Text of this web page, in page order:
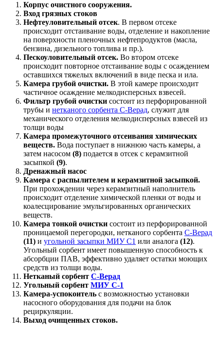
Корпус очистного сооружения.
Вход грязных стоков
Нефтеуловительный отсек. В первом отсеке
происходит отстаивание воды, отделение и накопление
на поверхности пленочных нефтепродуктов (масла,
бензина, дизельного топлива и пр.).
Пескоуловительный отсек. Во втором отсеке
происходит повторное отстаивание воды с осаждением
оставшихся тяжелых включений в виде песка и ила.
Камера грубой очистки. В этой камере происходит
частичное осаждение мелкодисперсных взвесей.
Фильтр грубой очистки состоит из перфорированной
трубы и нетканого сорбента С-Верад, служит для
механического отделения мелкодисперсных взвесей из
толщи воды
Камера промежуточного отсеивания химических
веществ. Вода поступает в нижнюю часть камеры, а
затем насосом (8) подается в отсек с керамзитной
засыпкой (9).
Дренажный насос
Камера с распылителем и керамзитной засыпкой.
При прохождении через керамзитный наполнитель
происходит отделение химической пленки от воды и
коалесцирование эмульгированных органических
веществ.
Камера тонкой очистки состоит из перфорированной
проницаемой перегородки, нетканого сорбента С-Верад
(11) и угольной засыпки МИУ С1 или аналога (12).
Угольный сорбент имеет повышенную способность к
абсорбции ПАВ, эффективно удаляет остатки моющих
средств из толщи воды.
Нетканый сорбент С-Верад
Угольный сорбент МИУ С-1
Камера-успокоитель с возможностью установки
насосного оборудования для подачи на блок
рециркуляции.
Выход очищенных стоков.